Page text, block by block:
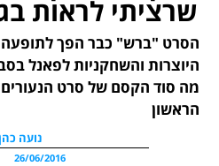
שרציתי לראות
הסרט "ברש" כבר הפך
היוצרות והשחקניות לפאנל
מה סוד הקסם של סרט
הראשון
נועה
26/06/2016